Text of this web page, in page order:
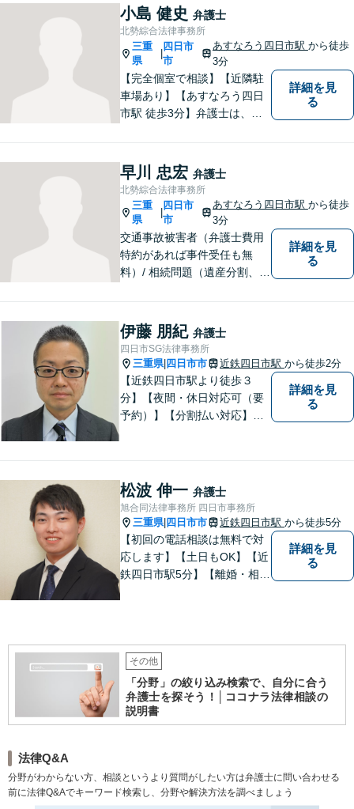
す。明瞭会計を心がけていま
す。まずはお気軽にご相談
を！
小島 健史 弁護士
北勢綜合法律事務所
三重
県
四日市
市
あすなろう四日市駅 から徒歩
3分
【完全個室で相談】【近隣駐
車場あり】【あすなろう四日
市駅 徒歩3分】弁護士は、依
わからないことがあれば、何
でも聞いてください。 問題解
決に向かって一緒に頑張りま
しょう。
詳細を見
る
早川 忠宏 弁護士
北勢綜合法律事務所
三重
県
四日市
市
あすなろう四日市駅 から徒歩
3分
交通事故被害者（弁護士費用
特約があれば事件受任も無
料）/ 相続問題（遺産分割、遺
さい。
詳細を見
る
伊藤 朋紀 弁護士
四日市SG法律事務所
三重県| 四日市市 近鉄四日市駅 から徒歩2分
【近鉄四日市駅より徒歩３
分】【夜間・休日対応可（要
予約）】【分割払い対応】
して、一緒に解決方法を考え
る手助けをさせていただけれ
ばと思いますので、お気軽に
ご相談ください。
詳細を見
る
松波 伸一 弁護士
旭合同法律事務所 四日市事務所
三重県| 四日市市 近鉄四日市駅 から徒歩5分
【初回の電話相談は無料で対
応します】【土日もOK】【近
鉄四日市駅5分】【離婚・相続
刑事事件全般】双方ともに納
得する解決を目指します【交
通事故】示談金の増額に向け
尽力
詳細を見
る
その他
「分野」の絞り込み検索で、自分に合う
弁護士を探そう！│ココナラ法律相談の
説明書
法律Q&A
分野がわからない方、相談というより質問がしたい方は弁護士に問い合わせる
前に法律Q&Aでキーワード検索し、分野や解決方法を調べましょう